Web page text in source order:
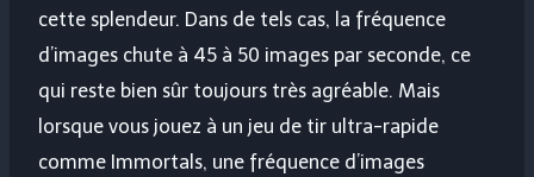
cette splendeur. Dans de tels cas, la fréquence
d’images chute à 45 à 50 images par seconde, ce
qui reste bien sûr toujours très agréable. Mais
lorsque vous jouez à un jeu de tir ultra-rapide
comme Immortals, une fréquence d’images